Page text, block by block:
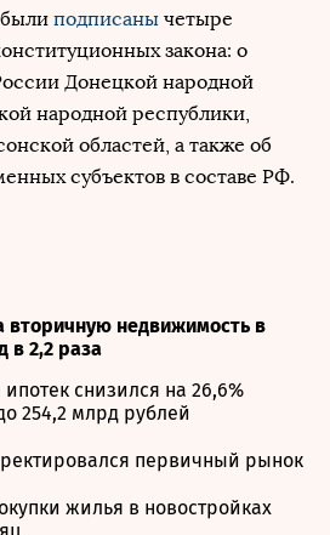
подписаны четыре
закона: о
Донецкой народной
народной республики,
областей, а также об
субъектов в составе РФ.
вторичную недвижимость в
в 2,2 раза
снизился на 26,6%
254,2 млрд рублей
первичный рынок
жилья в новостройках